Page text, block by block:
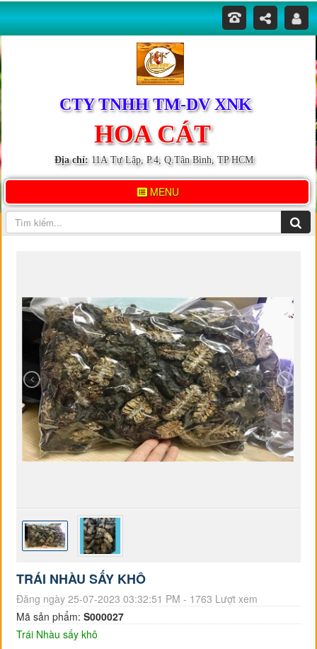
CTY TNHH TM-DV XNK
HOA CÁT
Địa chỉ: 11A Tự Lập, P.4, Q.Tân Bình, TP HCM
MENU
TRÁI NHÀU SẤY KHÔ
Đăng ngày 25-07-2023 03:32:51 PM - 1763 Lượt xem
Mã sản phẩm:S000027
Trái Nhàu sấy khô